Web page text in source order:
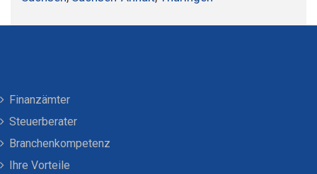
Finanzämter
Steuerberater
Branchenkompetenz
Ihre Vorteile